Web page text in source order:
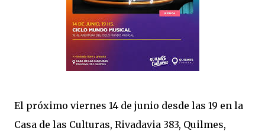
El próximo viernes 14 de junio desde las 19 en la
Casa de las Culturas, Rivadavia 383, Quilmes,